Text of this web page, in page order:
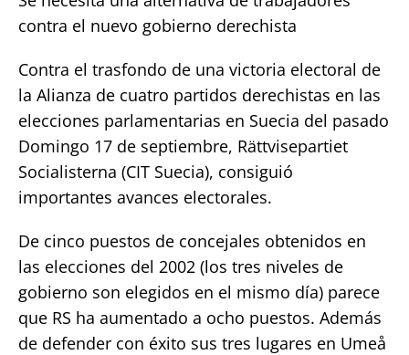
contra el nuevo gobierno derechista
Contra el trasfondo de una victoria electoral de
la Alianza de cuatro partidos derechistas en las
elecciones parlamentarias en Suecia del pasado
Domingo 17 de septiembre, Rättvisepartiet
Socialisterna (CIT Suecia), consiguió
importantes avances electorales.
De cinco puestos de concejales obtenidos en
las elecciones del 2002 (los tres niveles de
gobierno son elegidos en el mismo día) parece
que RS ha aumentado a ocho puestos. Además
de defender con éxito sus tres lugares en Umeå